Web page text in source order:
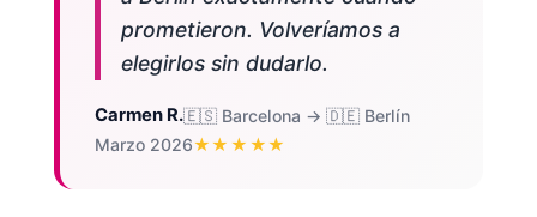
prometieron. Volveríamos a
elegirlos sin dudarlo.
Carmen R.🇪🇸 Barcelona → 🇩🇪 Berlín
Marzo 2026★★★★★